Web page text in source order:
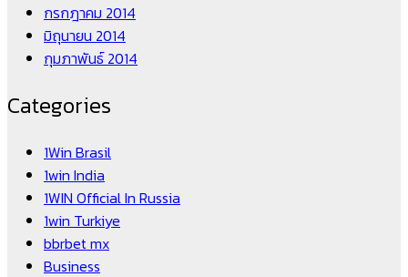
กรกฎาคม 2014
มิถุนายน 2014
กุมภาพันธ์ 2014
Categories
1Win Brasil
1win India
1WIN Official In Russia
1win Turkiye
bbrbet mx
Business